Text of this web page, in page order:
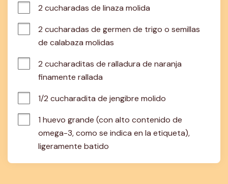
2 cucharadas de linaza molida
2 cucharadas de germen de trigo o semillas
de calabaza molidas
2 cucharaditas de ralladura de naranja
finamente rallada
1/2 cucharadita de jengibre molido
1 huevo grande (con alto contenido de
omega-3, como se indica en la etiqueta),
ligeramente batido